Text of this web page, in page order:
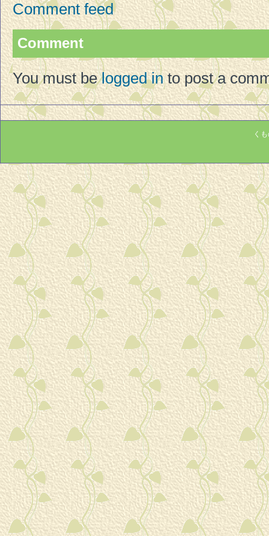
Comment feed
Comment
You must belogged into post a
く